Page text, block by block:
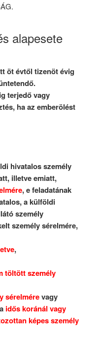
alapesete
öt évtől tizenöt évig
terjedő vagy
ha az emberölést
hivatalos személy
illetve emiatt,
, e feladatának
a külföldi
személy
személy sérelmére,
,
töltött személy
sérelmérevagy
idős koránál vagy
képes személy